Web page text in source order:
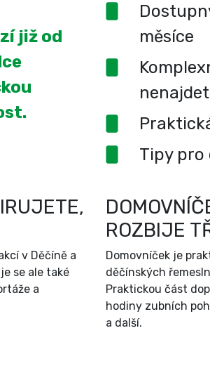
již od
měsíce
Tipy pro
v Děčíně a
se ale také
a
ROZBIJE
Domovníček je
děčínských
Praktickou část
hodiny zubních
a další.